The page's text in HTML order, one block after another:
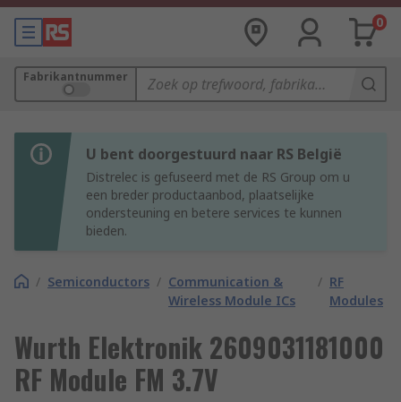
0
Fabrikantnummer
U bent doorgestuurd naar RS België
Distrelec is gefuseerd met de RS Group om u
een breder productaanbod, plaatselijke
ondersteuning en betere services te kunnen
bieden.
/ Semiconductors / Communication &
Wireless Module ICs
/ RF
Modules
Wurth Elektronik 2609031181000
RF Module FM 3.7V